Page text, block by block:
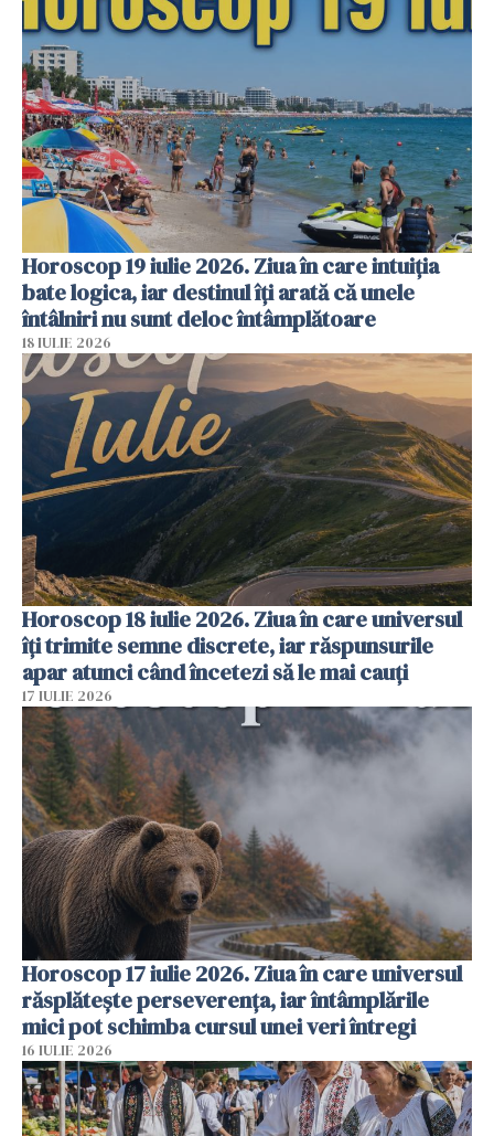
Horoscop 19 iulie 2026. Ziua în care intuiția
bate logica, iar destinul îți arată că unele
întâlniri nu sunt deloc întâmplătoare
18 IULIE 2026
Horoscop 18 iulie 2026. Ziua în care universul
îți trimite semne discrete, iar răspunsurile
apar atunci când încetezi să le mai cauți
17 IULIE 2026
Horoscop 17 iulie 2026. Ziua în care universul
răsplătește perseverența, iar întâmplările
mici pot schimba cursul unei veri întregi
16 IULIE 2026